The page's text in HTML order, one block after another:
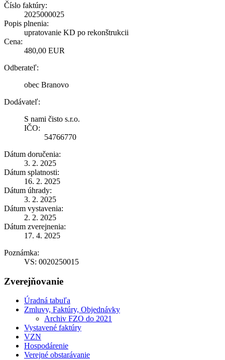
Číslo faktúry:
2025000025
Popis plnenia:
upratovanie KD po rekonštrukcii
Cena:
480,00 EUR
Odberateľ:
obec Branovo
Dodávateľ:
S nami čisto s.r.o.
IČO:
54766770
Dátum doručenia:
3. 2. 2025
Dátum splatnosti:
16. 2. 2025
Dátum úhrady:
3. 2. 2025
Dátum vystavenia:
2. 2. 2025
Dátum zverejnenia:
17. 4. 2025
Poznámka:
VS: 0020250015
Zverejňovanie
Úradná tabuľa
Zmluvy, Faktúry, Objednávky
Archiv FZO do 2021
Vystavené faktúry
VZN
Hospodárenie
Verejné obstarávanie